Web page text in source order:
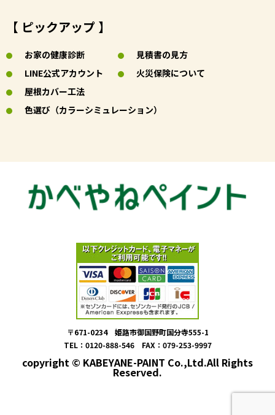
【 ピックアップ 】
お家の健康診断
LINE公式アカウント
屋根カバー工法
見積書の見方
火災保険について
色選び（カラーシミュレーション）
〒671-0234 姫路市御国野町国分寺555-1
TEL：0120-888-546 FAX：079-253-9997
copyright © KABEYANE-PAINT Co.,Ltd.All Rights
Reserved.